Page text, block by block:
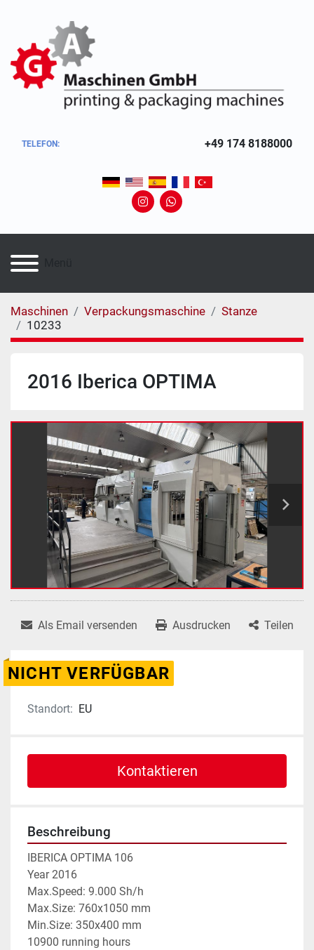
TELEFON: +49 174 8188000
instagramwhatsapp
Maschinen Verpackungsmaschine
Stanze
10233
2016 Iberica OPTIMA
Als Email versenden Ausdrucken Teilen
NICHT VERFÜGBAR
Standort: EU
Kontaktieren
Beschreibung
IBERICA OPTIMA 106
Year 2016
Max.Speed: 9.000 Sh/h
Max.Size: 760x1050 mm
Min.Size: 350x400 mm
10900 running hours